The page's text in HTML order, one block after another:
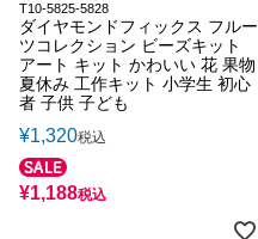
T10-5825-5828
ダイヤモンドフィックス フルー
ツコレクション ビーズキット
アート キット かわいい 花 果物
夏休み 工作キット 小学生 初心
者 子供 子ども
¥1,320税込
¥1,188税込